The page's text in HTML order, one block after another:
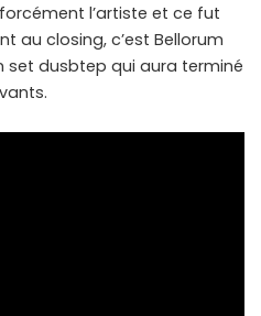
l’artiste et ce fut
au closing, c’est Bellorum
set dusbtep qui aura terminé